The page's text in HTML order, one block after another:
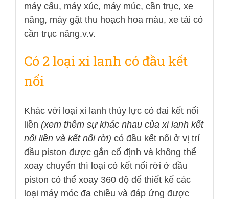
máy cẩu, máy xúc, máy múc, cần trục, xe
nâng, máy gặt thu hoạch hoa màu, xe tải có
cần trục nâng.v.v.
Có 2 loại xi lanh có đầu kết
nối
Khác với loại xi lanh thủy lực có đai kết nối
liền (xem thêm sự khác nhau của xi lanh kết
nối liền và kết nối rời) có đầu kết nối ở vị trí
đầu piston được gắn cố định và không thể
xoay chuyển thì loại có kết nối rời ở đầu
piston có thể xoay 360 độ để thiết kế các
loại máy móc đa chiều và đáp ứng được